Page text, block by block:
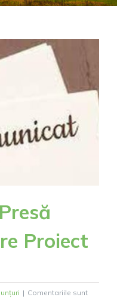
Proiect
| Comentariile sunt